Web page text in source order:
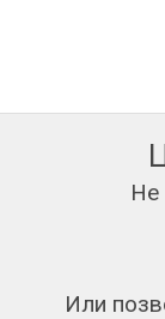
Не
Или